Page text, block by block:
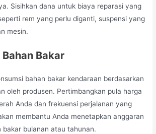
Sisihkan dana untuk biaya reparasi yang
rem yang perlu diganti, suspensi yang
mesin.
Bakar
bahan bakar kendaraan berdasarkan
oleh produsen. Pertimbangkan pula harga
Anda dan frekuensi perjalanan yang
membantu Anda menetapkan anggaran
bakar bulanan atau tahunan.